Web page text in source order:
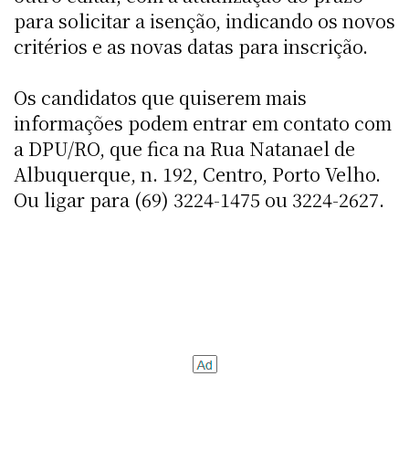
para solicitar a isenção, indicando os novos
critérios e as novas datas para inscrição.
Os candidatos que quiserem mais
informações podem entrar em contato com
a DPU/RO, que fica na Rua Natanael de
Albuquerque, n. 192, Centro, Porto Velho.
Ou ligar para (69) 3224-1475 ou 3224-2627.